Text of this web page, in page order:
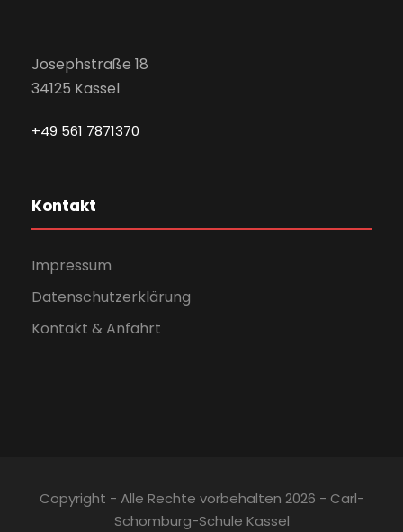
Josephstraße 18
34125 Kassel
+49 561 7871370
Kontakt
Impressum
Datenschutzerklärung
Kontakt & Anfahrt
Copyright - Alle Rechte vorbehalten 2026 - Carl-
Schomburg-Schule Kassel